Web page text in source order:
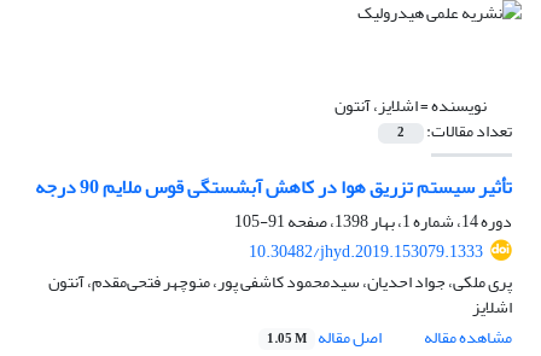
نویسنده =اشلایز، آنتون
تعداد مقالات: 2
تأثیر سیستم تزریق هوا در کاهش آبشستگی قوس ملایم 90 درجه
دوره 14، شماره 1، بهار 1398، صفحه
91-105
10.30482/jhyd.2019.153079.1333
پری ملکی، جواد احدیان، سیدمحمود کاشفی پور، منوچهر فتحی‌مقدم، آنتون
اشلایز
مشاهده مقاله
اصل مقاله 1.05 M